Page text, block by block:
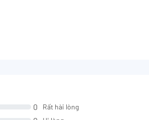
0 Rất hài lòng